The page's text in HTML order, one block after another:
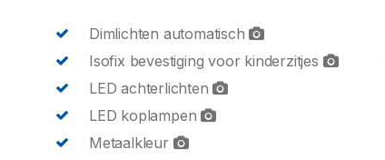
Dimlichten automatisch
Isofix bevestiging voor kinderzitjes
LED achterlichten
LED koplampen
Metaalkleur